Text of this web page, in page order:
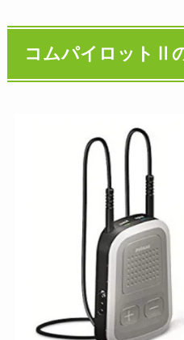
コムパイロットⅡ